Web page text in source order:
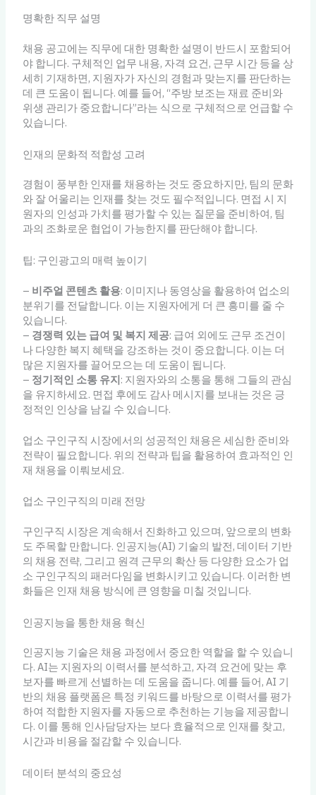
명확한 직무 설명
채용 공고에는 직무에 대한 명확한 설명이 반드시 포함되어
야 합니다. 구체적인 업무 내용, 자격 요건, 근무 시간 등을 상
세히 기재하면, 지원자가 자신의 경험과 맞는지를 판단하는
데 큰 도움이 됩니다. 예를 들어, “주방 보조는 재료 준비와
위생 관리가 중요합니다”라는 식으로 구체적으로 언급할 수
있습니다.
인재의 문화적 적합성 고려
경험이 풍부한 인재를 채용하는 것도 중요하지만, 팀의 문화
와 잘 어울리는 인재를 찾는 것도 필수적입니다. 면접 시 지
원자의 인성과 가치를 평가할 수 있는 질문을 준비하여, 팀
과의 조화로운 협업이 가능한지를 판단해야 합니다.
팁: 구인광고의 매력 높이기
– 비주얼 콘텐츠 활용: 이미지나 동영상을 활용하여 업소의
분위기를 전달합니다. 이는 지원자에게 더 큰 흥미를 줄 수
있습니다.
– 경쟁력 있는 급여 및 복지 제공: 급여 외에도 근무 조건이
나 다양한 복지 혜택을 강조하는 것이 중요합니다. 이는 더
많은 지원자를 끌어모으는 데 도움이 됩니다.
– 정기적인 소통 유지: 지원자와의 소통을 통해 그들의 관심
을 유지하세요. 면접 후에도 감사 메시지를 보내는 것은 긍
정적인 인상을 남길 수 있습니다.
업소 구인구직 시장에서의 성공적인 채용은 세심한 준비와
전략이 필요합니다. 위의 전략과 팁을 활용하여 효과적인 인
재 채용을 이뤄보세요.
업소 구인구직의 미래 전망
구인구직 시장은 계속해서 진화하고 있으며, 앞으로의 변화
도 주목할 만합니다. 인공지능(AI) 기술의 발전, 데이터 기반
의 채용 전략, 그리고 원격 근무의 확산 등 다양한 요소가 업
소 구인구직의 패러다임을 변화시키고 있습니다. 이러한 변
화들은 인재 채용 방식에 큰 영향을 미칠 것입니다.
인공지능을 통한 채용 혁신
인공지능 기술은 채용 과정에서 중요한 역할을 할 수 있습니
다. AI는 지원자의 이력서를 분석하고, 자격 요건에 맞는 후
보자를 빠르게 선별하는 데 도움을 줍니다. 예를 들어, AI 기
반의 채용 플랫폼은 특정 키워드를 바탕으로 이력서를 평가
하여 적합한 지원자를 자동으로 추천하는 기능을 제공합니
다. 이를 통해 인사담당자는 보다 효율적으로 인재를 찾고,
시간과 비용을 절감할 수 있습니다.
데이터 분석의 중요성